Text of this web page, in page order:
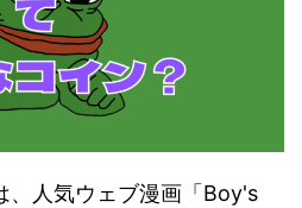
、人気ウェブ漫画「Boy's